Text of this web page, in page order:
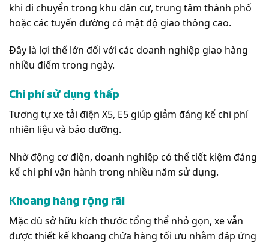
khi di chuyển trong khu dân cư, trung tâm thành phố
hoặc các tuyến đường có mật độ giao thông cao.
Đây là lợi thế lớn đối với các doanh nghiệp giao hàng
nhiều điểm trong ngày.
Chi phí sử dụng thấp
Tương tự xe tải điện X5, E5 giúp giảm đáng kể chi phí
nhiên liệu và bảo dưỡng.
Nhờ động cơ điện, doanh nghiệp có thể tiết kiệm đáng
kể chi phí vận hành trong nhiều năm sử dụng.
Khoang hàng rộng rãi
Mặc dù sở hữu kích thước tổng thể nhỏ gọn, xe vẫn
được thiết kế khoang chứa hàng tối ưu nhằm đáp ứng